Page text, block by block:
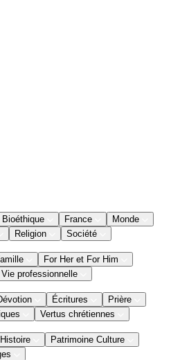
Bioéthique France
Monde
Religion Société
For Her et For Him
Vie professionnelle
Écritures
Prière
Vertus chrétiennes
Histoire
Patrimoine Culture